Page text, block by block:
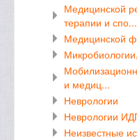
Медицинской
терапии и спо...
Медицинской
и медиц...
Неврологии
Неврологии
Неизвестные